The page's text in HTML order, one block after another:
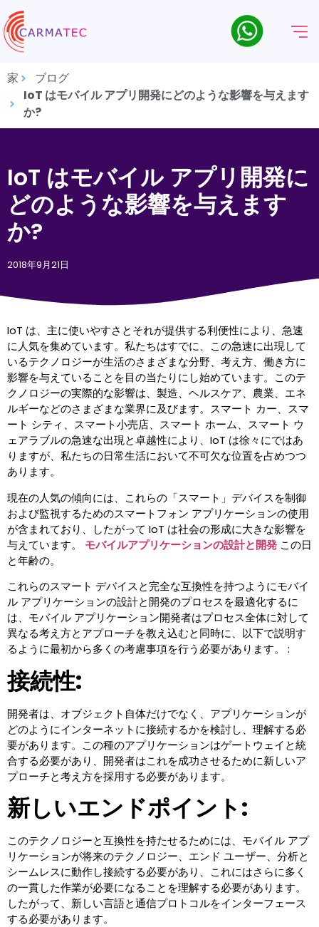
家
ブログ
IoT はモバイル アプリ開発にどのような影響を与えます
か?
IoT はモバイル アプリ開発に
どのような影響を与えます
か?
2018年9月21日
IoT は、主に使いやすさとそれが提供する利便性により、急速
に人気を集めています。私たちはすでに、この急速に出現して
いるテクノロジーが生活のさまざまな分野、考え方、働き方に
影響を与えていることを目の当たりにし始めています。このテ
クノロジーの実際的な影響は、製造、ヘルスケア、農業、エネ
ルギーなどのさまざまな業界に及びます。スマート カー、スマ
ート シティ、スマート小売店、スマート ホーム、スマート ウ
ェアラブルの急速な出現と卓越性により、IoT は徐々にではあ
りますが、私たちの日常生活において不可欠な位置を占めつつ
あります。
現在の人気の傾向には、これらの「スマート」デバイスを制御
および監視するためのスマートフォン アプリケーションの使用
が含まれており、したがって IoT は社会の形成に大きな影響を
与えています。 モバイルアプリケーションの設計と開発 この日
と年齢の。
これらのスマート デバイスと完全な互換性を持つようにモバイ
ル アプリケーションの設計と開発のプロセスを最適化するに
は、モバイル アプリケーション開発者はプロセス全体に対して
異なる考え方とアプローチを教え込むと同時に、以下で説明す
るように最初から多くの考慮事項を行う必要があります。 :
接続性:
開発者は、オブジェクト自体だけでなく、アプリケーションが
どのようにインターネットに接続するかを検討し、理解する必
要があります。この種のアプリケーションはゲートウェイと統
合する必要があり、開発者はこれを成功させるために新しいア
プローチと考え方を採用する必要があります。
新しいエンドポイント:
このテクノロジーと互換性を持たせるためには、モバイル アプ
リケーションが将来のテクノロジー、エンド ユーザー、分析と
シームレスに動作し接続する必要があり、これにはさらに多く
の一貫した作業が必要になることを理解する必要があります。
したがって、新しい言語と通信プロトコルをインターフェース
する必要があります。